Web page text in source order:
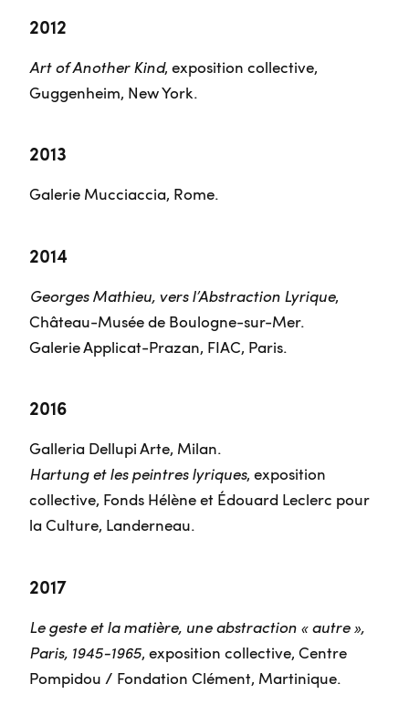
2012
Art of Another Kind, exposition collective,
Guggenheim, New York.
2013
Galerie Mucciaccia, Rome.
2014
Georges Mathieu, vers l’Abstraction Lyrique,
Château-Musée de Boulogne-sur-Mer.
Galerie Applicat-Prazan, FIAC, Paris.
2016
Galleria Dellupi Arte, Milan.
Hartung et les peintres lyriques, exposition
collective, Fonds Hélène et Édouard Leclerc pour
la Culture, Landerneau.
2017
Le geste et la matière, une abstraction « autre »,
Paris, 1945-1965, exposition collective, Centre
Pompidou / Fondation Clément, Martinique.